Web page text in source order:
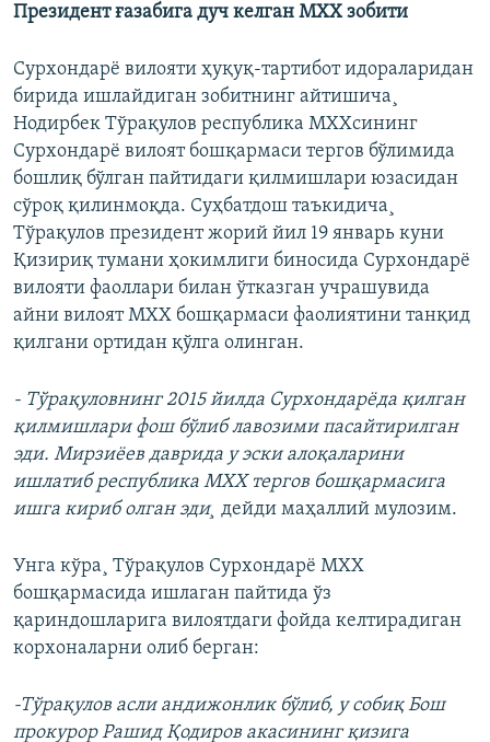
Президент ғазабига дуч келган МХХ зобити
Сурхондарë вилояти ҳуқуқ-тартибот идораларидан
бирида ишлайдиган зобитнинг айтишича¸
Нодирбек Тўрақулов республика МХХсининг
Сурхондарë вилоят бошқармаси тергов бўлимида
бошлиқ бўлган пайтидаги қилмишлари юзасидан
сўроқ қилинмоқда. Суҳбатдош таъкидича¸
Тўрақулов президент жорий йил 19 январь куни
Қизириқ тумани ҳокимлиги биносида Сурхондарë
вилояти фаоллари билан ўтказган учрашувида
айни вилоят МХХ бошқармаси фаолиятини танқид
қилгани ортидан қўлга олинган.
- Тўрақуловнинг 2015 йилда Сурхондарëда қилган
қилмишлари фош бўлиб лавозими пасайтирилган
эди. Мирзиëев даврида у эски алоқаларини
ишлатиб республика МХХ тергов бошқармасига
ишга кириб олган эди¸ дейди маҳаллий мулозим.
Унга кўра¸ Тўрақулов Сурхондарё МХХ
бошқармасида ишлаган пайтида ўз
қариндошларига вилоятдаги фойда келтирадиган
корхоналарни олиб берган:
-Тўрақулов асли андижонлик бўлиб, у собиқ Бош
прокурор Рашид Қодиров акасининг қизига